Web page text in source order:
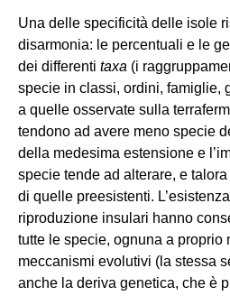
Una delle specificità delle isole
disarmonia: le percentuali e le
dei differenti taxa (i
specie in classi, ordini, famiglie,
a quelle osservate sulla
tendono ad avere meno specie
della medesima estensione e
specie tende ad alterare, e
di quelle preesistenti.
riproduzione insulari hanno
tutte le specie, ognuna a proprio
meccanismi evolutivi (la stessa
anche la deriva genetica, che è